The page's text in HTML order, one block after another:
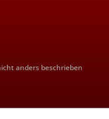
anders beschrieben